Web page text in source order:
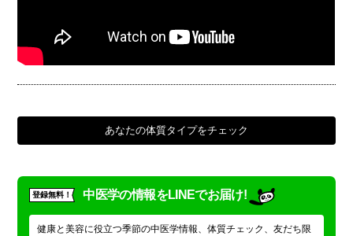
あなたの体質タイプをチェック
登録無料！ 中医学の情報をLINEでお届け!
健康と美容に役立つ季節の中医学情報、体質チェック、友だち限